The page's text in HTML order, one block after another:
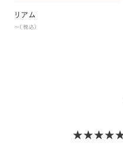
リアム
〜（税込）